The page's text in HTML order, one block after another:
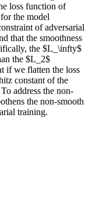
loss function of
the model
of adversarial
that the smoothness
the $L_\infty$
the $L_2$
if we flatten the loss
constant of the
address the non-
the non-smooth
training.